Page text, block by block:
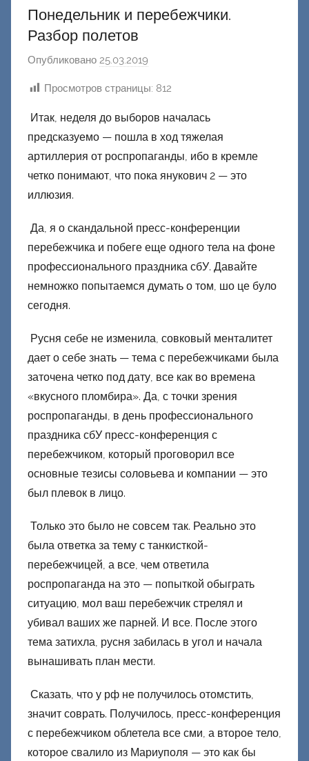
Понедельник и перебежчики.
Разбор полетов
Опубликовано 25.03.2019
т
о
о
к
и
й
Просмотров страницы: 812
Итак, неделя до выборов началась
предсказуемо — пошла в ход тяжелая
артиллерия от роспропаганды, ибо в кремле
четко понимают, что пока янукович 2 — это
иллюзия.
Да, я о скандальной пресс-конференции
перебежчика и побеге еще одного тела на фоне
профессионального праздника сбУ. Давайте
немножко попытаемся думать о том, шо це було
сегодня.
Русня себе не изменила, совковый менталитет
дает о себе знать — тема с перебежчиками была
заточена четко под дату, все как во времена
«вкусного пломбира». Да, с точки зрения
роспропаганды, в день профессионального
праздника сбУ пресс-конференция с
перебежчиком, который проговорил все
основные тезисы соловьева и компании — это
был плевок в лицо.
Только это было не совсем так. Реально это
была ответка за тему с танкисткой-
перебежчицей, а все, чем ответила
роспропаганда на это — попыткой обыграть
ситуацию, мол ваш перебежчик стрелял и
убивал ваших же парней. И все. После этого
тема затихла, русня забилась в угол и начала
вынашивать план мести.
Сказать, что у рф не получилось отомстить,
значит соврать. Получилось, пресс-конференция
с перебежчиком облетела все сми, а второе тело,
которое свалило из Мариуполя — это как бы